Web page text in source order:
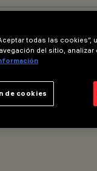
todas las
del sitio,
de cookies